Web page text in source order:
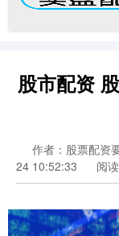
股市配资
作者：股票配资
24 10:52:33
阅